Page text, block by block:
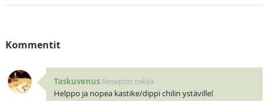
Kommentit
Taskuvenus Reseptin tekijä
Helppo ja nopea kastike/dippi chilin ystäville!